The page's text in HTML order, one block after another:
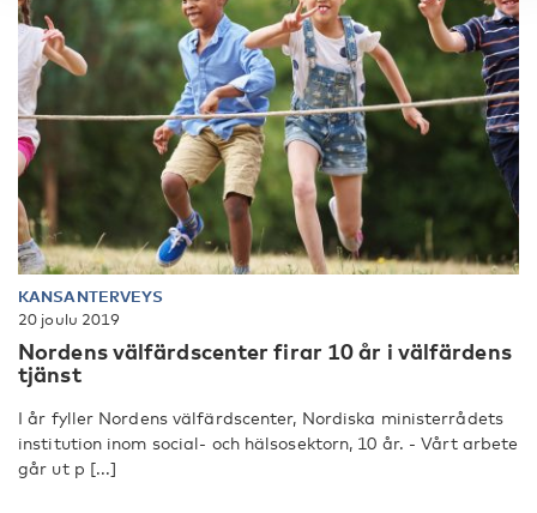
KANSANTERVEYS
20 joulu 2019
Nordens välfärdscenter firar 10 år i välfärdens
tjänst
I år fyller Nordens välfärdscenter, Nordiska ministerrådets
institution inom social- och hälsosektorn, 10 år. - Vårt arbete
går ut p [...]